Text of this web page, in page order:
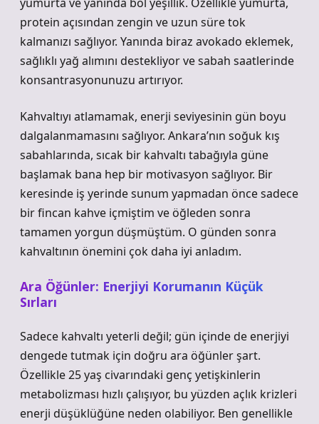
protein açısından zengin ve uzun süre tok
kalmanızı sağlıyor. Yanında biraz avokado eklemek,
sağlıklı yağ alımını destekliyor ve sabah saatlerinde
konsantrasyonunuzu artırıyor.
Kahvaltıyı atlamamak, enerji seviyesinin gün boyu
dalgalanmamasını sağlıyor. Ankara’nın soğuk kış
sabahlarında, sıcak bir kahvaltı tabağıyla güne
başlamak bana hep bir motivasyon sağlıyor. Bir
keresinde iş yerinde sunum yapmadan önce sadece
bir fincan kahve içmiştim ve öğleden sonra
tamamen yorgun düşmüştüm. O günden sonra
kahvaltının önemini çok daha iyi anladım.
Ara Öğünler: Enerjiyi Korumanın Küçük
Sırları
Sadece kahvaltı yeterli değil; gün içinde de enerjiyi
dengede tutmak için doğru ara öğünler şart.
Özellikle 25 yaş civarındaki genç yetişkinlerin
metabolizması hızlı çalışıyor, bu yüzden açlık krizleri
enerji düşüklüğüne neden olabiliyor. Ben genellikle